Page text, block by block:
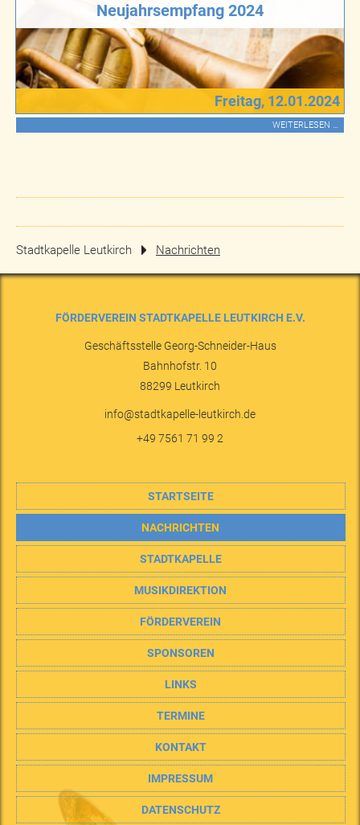
Neujahrsempfang 2024
Freitag, 12.01.2024
WEITERLESEN …
Stadtkapelle Leutkirch Nachrichten
FÖRDERVEREIN STADTKAPELLE LEUTKIRCH E.V.
Geschäftsstelle Georg-Schneider-Haus
Bahnhofstr. 10
88299 Leutkirch
info@stadtkapelle-leutkirch.de
+49 7561 71 99 2
STARTSEITE
NACHRICHTEN
STADTKAPELLE
MUSIKDIREKTION
FÖRDERVEREIN
SPONSOREN
LINKS
TERMINE
KONTAKT
IMPRESSUM
DATENSCHUTZ